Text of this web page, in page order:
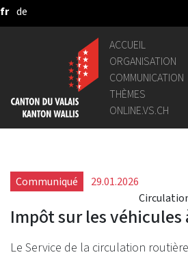
Saut au contenu principal
fr de
ACCUEIL
ORGANISATION
COMMUNICATION
THÈMES
ONLINE.VS.CH
Communiqué
29.01.2026
Impôt sur les véhicules
Le Service de la circulation